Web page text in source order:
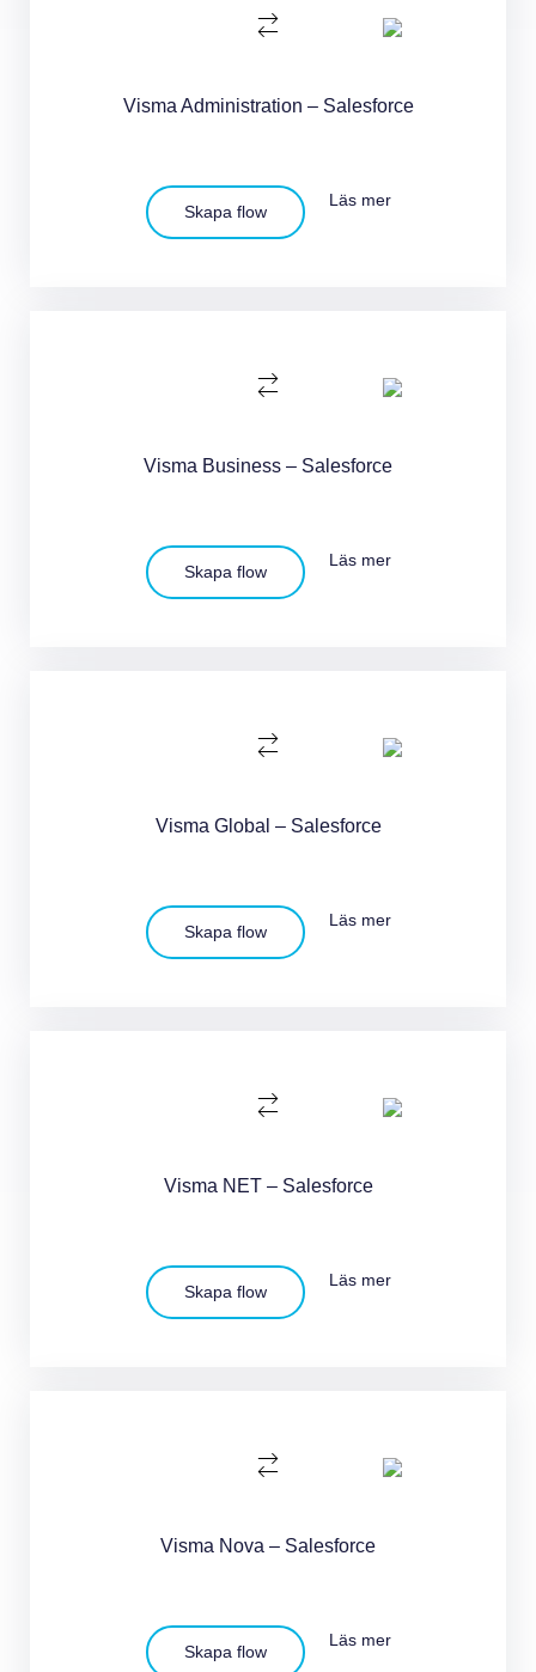
Visma Administration – Salesforce
Skapa flow
Läs mer
Visma Business – Salesforce
Skapa flow
Läs mer
Visma Global – Salesforce
Skapa flow
Läs mer
Visma NET – Salesforce
Skapa flow
Läs mer
Visma Nova – Salesforce
Skapa flow
Läs mer